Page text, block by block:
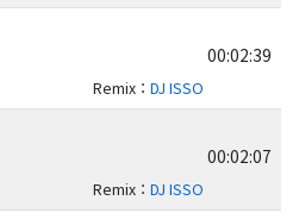
00:02:39
Remix： DJ ISSO
00:02:07
Remix： DJ ISSO